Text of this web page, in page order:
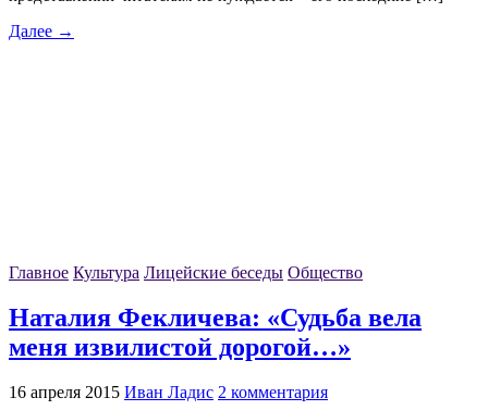
Далее →
Главное Культура Лицейские беседы Общество
Наталия Фекличева: «Судьба вела
меня извилистой дорогой…»
16 апреля 2015 Иван Ладис 2 комментария